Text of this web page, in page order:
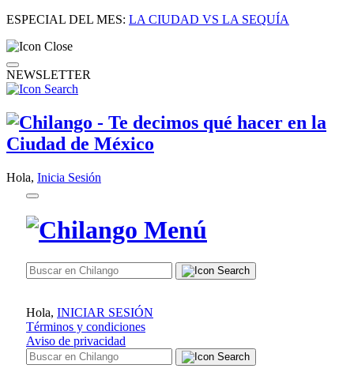
ESPECIAL DEL MES: LA CIUDAD VS LA SEQUÍA
NEWSLETTER
Hola, Inicia Sesión
Hola, INICIAR SESIÓN
Términos y condiciones
Aviso de privacidad